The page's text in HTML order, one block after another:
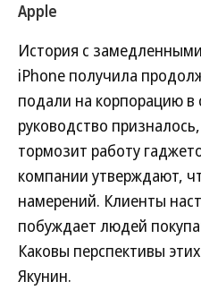
Apple
История с
iPhone получила
подали на корпорацию в
руководство
тормозит работу
компании утверждают,
намерений. Клиенты
побуждает людей
Каковы перспективы
Якунин.